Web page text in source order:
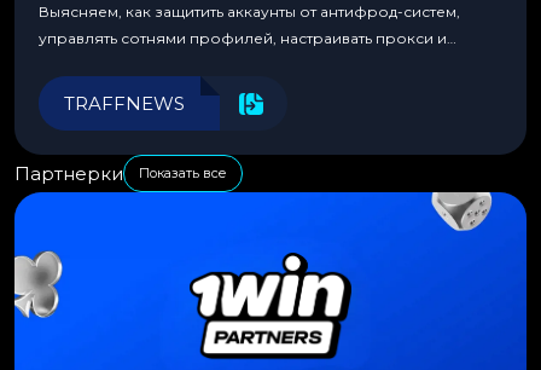
Выясняем, как защитить аккаунты от антифрод-систем,
управлять сотнями профилей, настраивать прокси и
эффективности.
TRAFFNEWS
Партнерки Показать все